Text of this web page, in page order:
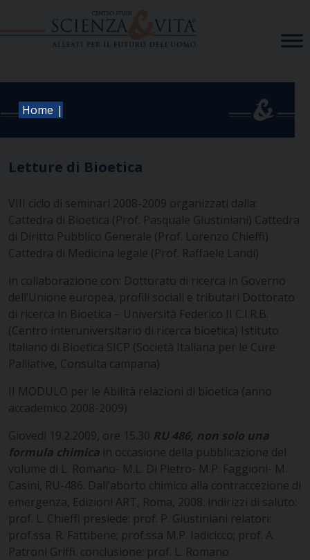
Home |
Letture di Bioetica
VIII ciclo di seminari 2008-2009 organizzati dalla:
Cattedra di Bioetica (Prof. Pasquale Giustiniani) Cattedra
di Diritto Pubblico Generale (Prof. Lorenzo Chieffi)
Cattedra di Medicina legale (Prof. Raffaele Landi)
in collaborazione con: Dottorato di ricerca in Governo
dell’Unione europea, profili sociali e tributari Dottorato
di ricerca in Bioetica – Università Federico II C.I.R.B.
(Centro interuniversitario di ricerca bioetica) Istituto
Italiano di Bioetica SICP (Società Italiana per le Cure
Palliative, Consulta campana)
II MODULO per le Abilità relazioni di bioetica (anno
accademico 2008-2009)
Giovedì 19.2.2009, ore 15.30 RU 486, non solo una
formula chimica in occasione della pubblicazione del
volume di L. Romano- M.L. Di Pietro- M.P. Faggioni- M.
Casini, RU-486. Dall’aborto chimico alla contraccezione di
emergenza, Edizioni ART, Roma, 2008. indirizzi di saluto:
prof. L. Chieffi presiede: prof. P. Giustiniani relatori:
prof.ssa. R. Fattibene; prof.ssa M.P. Iadicicco; prof. A.
Patroni Griffi. conclusione: prof. L. Romano